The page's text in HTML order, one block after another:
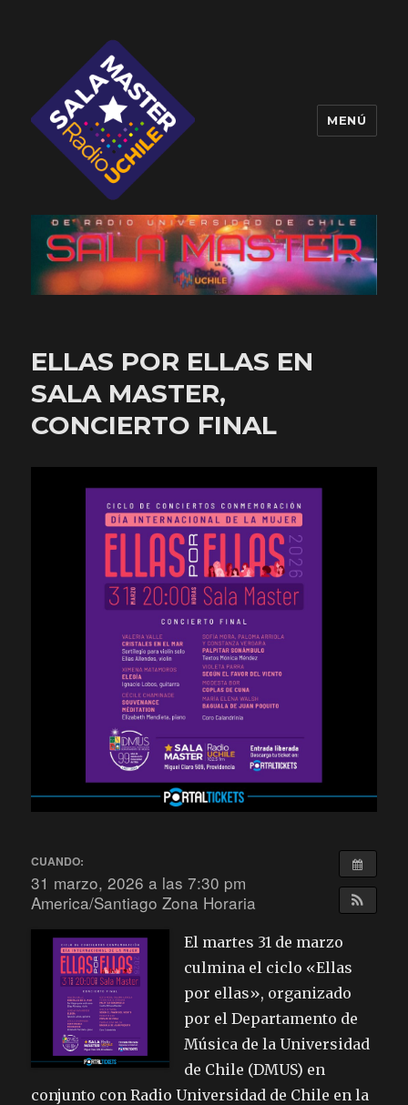
Sala Master
MENÚ
ELLAS POR ELLAS EN
SALA MASTER,
CONCIERTO FINAL
CUANDO:
31 marzo, 2026 a las 7:30 pm
America/Santiago Zona Horaria
El martes 31 de marzo
culmina el ciclo «Ellas
por ellas», organizado
por el Departamento de
Música de la Universidad
de Chile (DMUS) en
conjunto con Radio Universidad de Chile en la